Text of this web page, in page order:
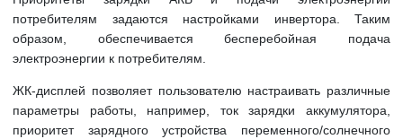
потребителям задаются настройками инвертора. Таким
образом, обеспечивается бесперебойная подача
электроэнергии к потребителям.
ЖК-дисплей позволяет пользователю настраивать различные
параметры работы, например, ток зарядки аккумулятора,
приоритет зарядного устройства переменного/солнечного